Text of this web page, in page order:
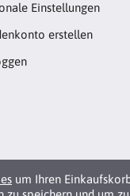
um Ihren
Einstellungen
erstellen